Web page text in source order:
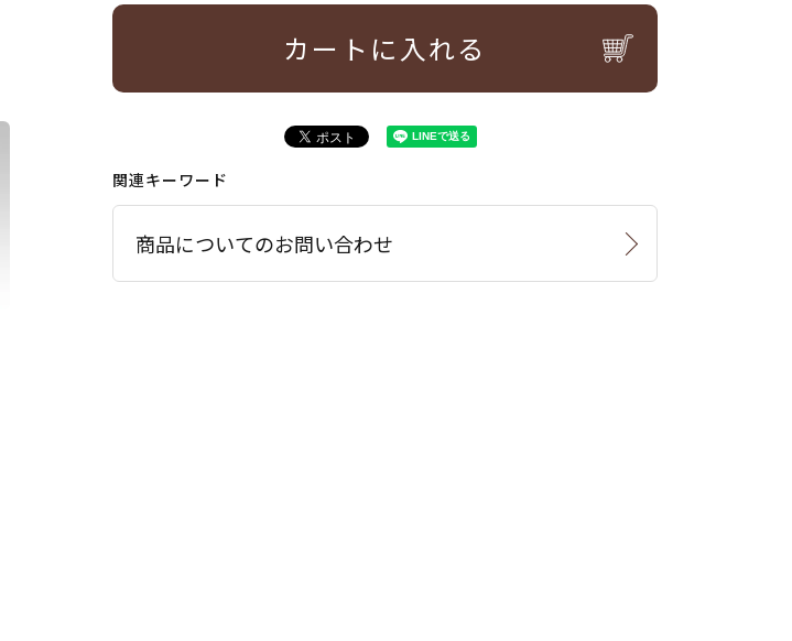
カートに入れる
関連キーワード
商品についてのお問い合わせ